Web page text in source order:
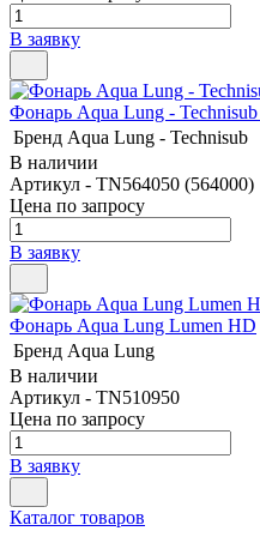
В заявку
Фонарь Aqua Lung -
Бренд Aqua Lung - Technisub
В наличии
Артикул - TN564050 (564000)
Цена по запросу
В заявку
Фонарь Aqua Lung Lumen HD
Бренд Aqua Lung
В наличии
Артикул - TN510950
Цена по запросу
В заявку
Каталог товаров